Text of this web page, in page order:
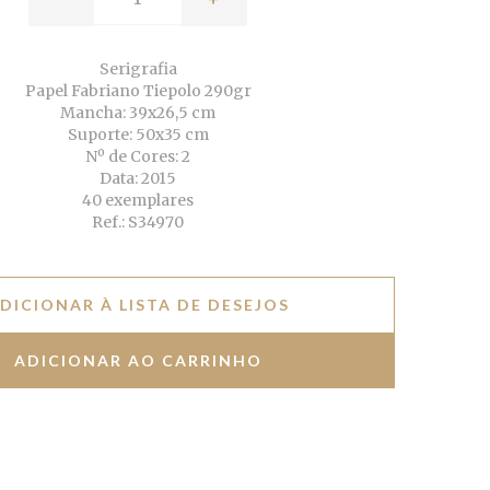
Serigrafia
Papel Fabriano Tiepolo 290gr
Mancha: 39x26,5 cm
Suporte: 50x35 cm
Nº de Cores: 2
Data: 2015
40 exemplares
Ref.: S34970
À LISTA DE DESEJOS